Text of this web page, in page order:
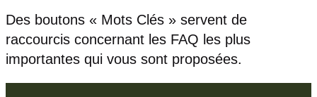
Des boutons « Mots Clés » servent de
raccourcis concernant les FAQ les plus
importantes qui vous sont proposées.